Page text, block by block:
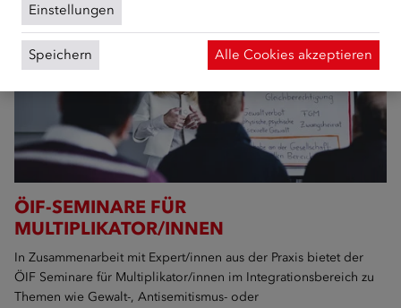
ÖIF-SEMINARE FÜR
MULTIPLIKATOR/INNEN
In Zusammenarbeit mit Expert/innen aus der Praxis bietet der
ÖIF Seminare für Multiplikator/innen im Integrationsbereich zu
Themen wie Gewalt-, Antisemitismus- oder
Einstellungen
Speichern Alle Cookies akzeptieren